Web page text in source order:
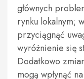
głównych
rynku lokalnym;
przyciągnąć
wyróżnienie się
Dodatkowo
mogą wpłynąć